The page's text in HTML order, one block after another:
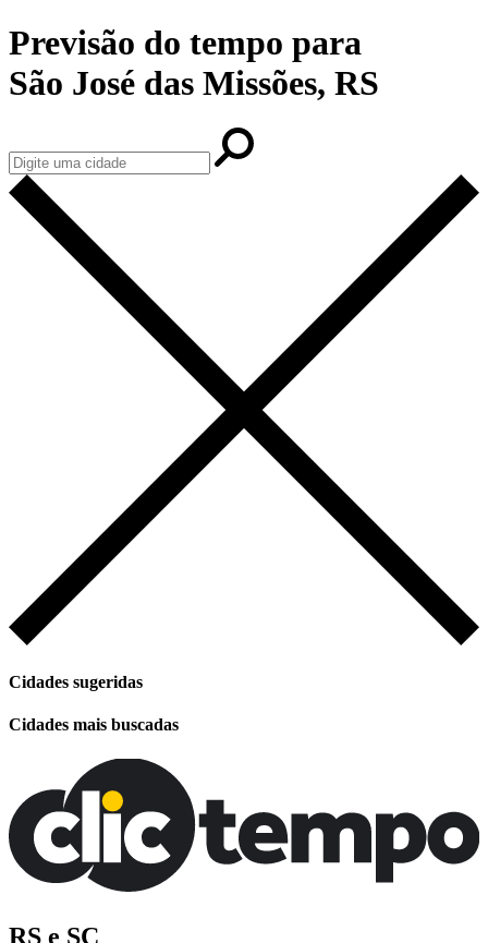
Previsão do tempo para
São José das Missões, RS
Cidades sugeridas
Cidades mais buscadas
RS e SC